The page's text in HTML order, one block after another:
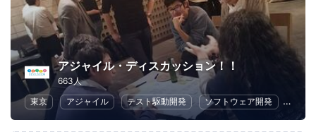
アジャイル・ディスカッション！！
663人
東京
アジャイル テスト駆動開発 ソフトウェア開発